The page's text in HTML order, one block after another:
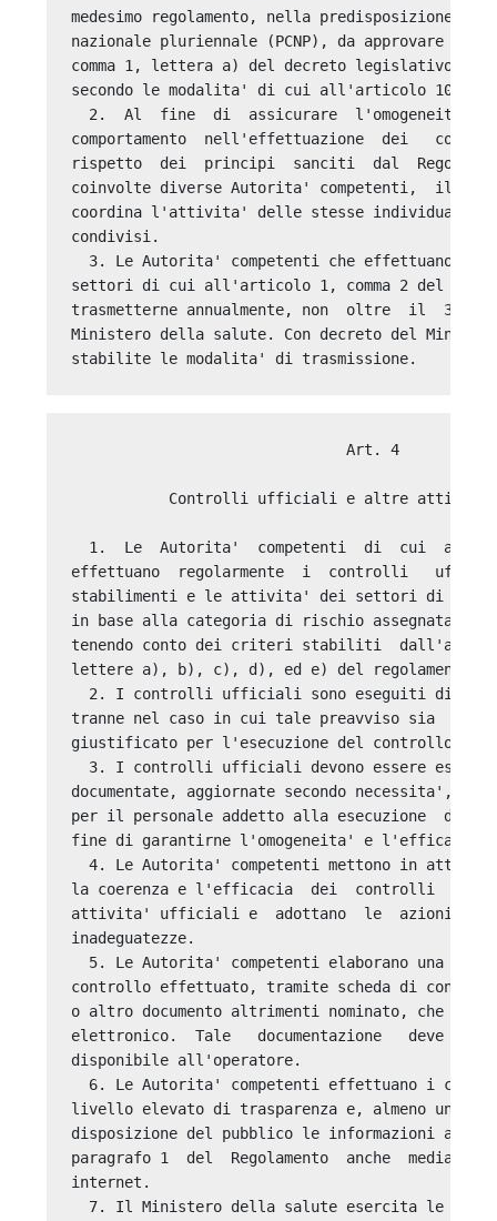
medesimo regolamento, nella predisposizione
nazionale pluriennale (PCNP), da approvare
comma 1, lettera a) del decreto legislativo 28
secondo le modalita' di cui all'articolo 109 del
2.  Al  fine  di  assicurare  l'omogeneita'
comportamento  nell'effettuazione  dei
rispetto  dei  principi  sanciti  dal
coinvolte diverse Autorita' competenti,  il
coordina l'attivita' delle stesse individuando
condivisi.
3. Le Autorita' competenti che effettuano
settori di cui all'articolo 1, comma 2 del
trasmetterne annualmente, non  oltre  il
Ministero della salute. Con decreto del
                               Art. 4
Controlli ufficiali e altre
1.  Le  Autorita'  competenti  di  cui
effettuano  regolarmente  i  controlli
stabilimenti e le attivita' dei settori di cui al
in base alla categoria di rischio assegnata e
tenendo conto dei criteri stabiliti
lettere a), b), c), d), ed e) del regolamento.
2. I controlli ufficiali sono eseguiti di
tranne nel caso in cui tale preavviso sia
giustificato per l'esecuzione del controllo
3. I controlli ufficiali devono essere
documentate, aggiornate secondo necessita',
per il personale addetto alla esecuzione
fine di garantirne l'omogeneita' e l'efficacia.
4. Le Autorita' competenti mettono in atto
la coerenza e l'efficacia  dei  controlli
attivita' ufficiali e  adottano  le  azioni
inadeguatezze.
5. Le Autorita' competenti elaborano una
controllo effettuato, tramite scheda di
o altro documento altrimenti nominato, che puo'
elettronico.  Tale   documentazione   deve
disponibile all'operatore.
6. Le Autorita' competenti effettuano i
livello elevato di trasparenza e, almeno una
disposizione del pubblico le informazioni ai
paragrafo 1  del  Regolamento  anche
internet.
7. Il Ministero della salute esercita le